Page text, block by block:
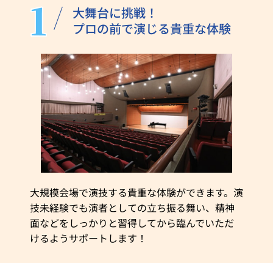
大舞台に挑戦！
プロの前で演じる貴重な体験
大規模会場で演技する貴重な体験ができます。演
技未経験でも演者としての立ち振る舞い、精神
面などをしっかりと習得してから臨んでいただ
けるようサポートします！